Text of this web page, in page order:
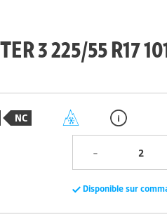
3 225/55 R17
NC
Disponible sur